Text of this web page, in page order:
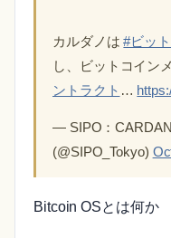
カルダノは#ビッ
し、ビットコイン
ントラクト …
— SIPO：
(@SIPO_Tokyo)
Bitcoin OSとは何か